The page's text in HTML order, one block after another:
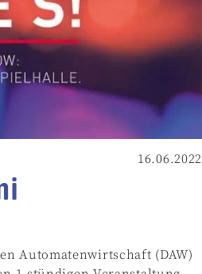
16.06.2022
Automatenwirtschaft (DAW)